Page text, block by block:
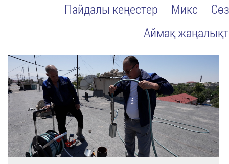
Пайдалы кеңестер
Микс
Аймақ